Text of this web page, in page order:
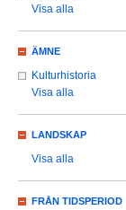
Visa alla
ÄMNE
Kulturhistoria
Visa alla
LANDSKAP
Visa alla
FRÅN TIDSPERIOD